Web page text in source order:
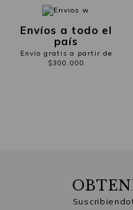
Envíos a todo el
país
Envío gratis a partir de
$300.000